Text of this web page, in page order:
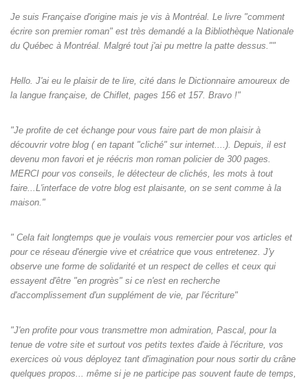
Je suis Française d'origine mais je vis à Montréal. Le livre "comment
écrire son premier roman" est très demandé a la Bibliothèque Nationale
du Québec à Montréal. Malgré tout j'ai pu mettre la patte dessus.""
Hello. J'ai eu le plaisir de te lire, cité dans le Dictionnaire amoureux de
la langue française, de Chiflet, pages 156 et 157. Bravo !"
"Je profite de cet échange pour vous faire part de mon plaisir à
découvrir votre blog ( en tapant "cliché" sur internet....). Depuis, il est
devenu mon favori et je réécris mon roman policier de 300 pages.
MERCI pour vos conseils, le détecteur de clichés, les mots à tout
faire...L'interface de votre blog est plaisante, on se sent comme à la
maison."
" Cela fait longtemps que je voulais vous remercier pour vos articles et
pour ce réseau d'énergie vive et créatrice que vous entretenez. J'y
observe une forme de solidarité et un respect de celles et ceux qui
essayent d'être "en progrès" si ce n'est en recherche
d'accomplissement d'un supplément de vie, par l'écriture"
"J'en profite pour vous transmettre mon admiration, Pascal, pour la
tenue de votre site et surtout vos petits textes d'aide à l'écriture, vos
exercices où vous déployez tant d'imagination pour nous sortir du crâne
quelques propos... même si je ne participe pas souvent faute de temps,